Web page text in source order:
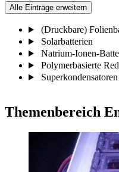
Alle Einträge erweitern
(Druckbare)
Solarbatterien
Natrium-Ionen-
Polymerbasierte
Superkondensatoren
Themenbereich